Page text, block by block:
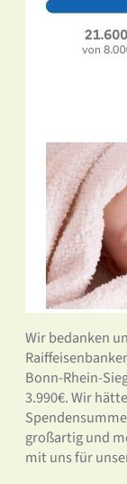
Wir bedanken
Bonn-Rhein-
3.990€. Wir
großartig und
mit uns für